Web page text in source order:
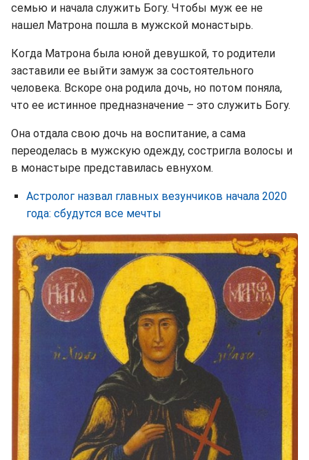
семью и начала служить Богу. Чтобы муж ее не
нашел Матрона пошла в мужской монастырь.
Когда Матрона была юной девушкой, то родители
заставили ее выйти замуж за состоятельного
человека. Вскоре она родила дочь, но потом поняла,
что ее истинное предназначение – это служить Богу.
Она отдала свою дочь на воспитание, а сама
переоделась в мужскую одежду, состригла волосы и
в монастыре представилась евнухом.
Астролог назвал главных везунчиков начала 2020
года: сбудутся все мечты